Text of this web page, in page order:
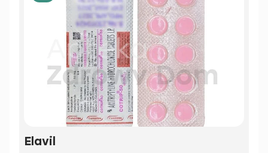
Elavil